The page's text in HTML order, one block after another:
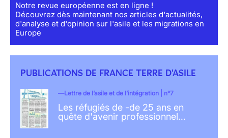
Notre revue européenne est en ligne !
Découvrez dès maintenant nos articles d'actualités,
d'analyse et d'opinion sur l'asile et les migrations en
Europe
PUBLICATIONS DE FRANCE TERRE D'ASILE
Lettre de l’asile et de l’intégration | n°7
Les réfugiés de -de 25 ans en
quête d'avenir professionnel…